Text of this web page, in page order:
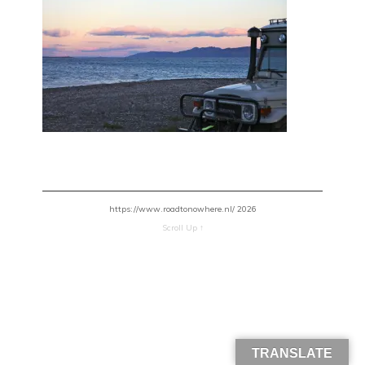
https://www.roadtonowhere.nl/ 2026
Scroll Up ↑
TRANSLATE